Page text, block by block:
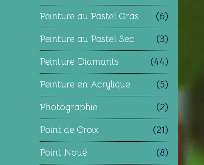
Peinture au Pastel Gras
(6)
Peinture au Pastel Sec
(3)
Peinture Diamants
(44)
Peinture en Acrylique
(5)
Photographie
(2)
Point de Croix
(21)
Point Noué
(8)